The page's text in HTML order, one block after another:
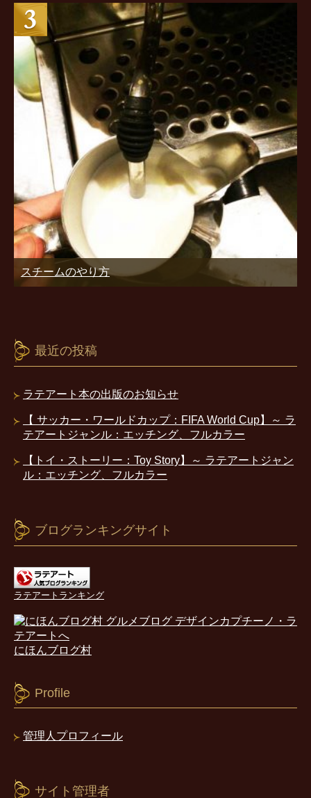
スチームのやり方
最近の投稿
ラテアート本の出版のお知らせ
【 サッカー・ワールドカップ：FIFA World Cup】～ ラ
テアートジャンル：エッチング、フルカラー
【トイ・ストーリー：Toy Story】～ ラテアートジャン
ル：エッチング、フルカラー
ブログランキングサイト
ラテアートランキング
にほんブログ村
Profile
管理人プロフィール
サイト管理者